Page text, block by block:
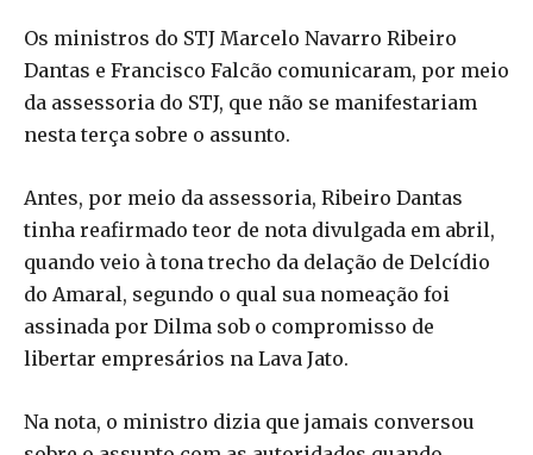
Os ministros do STJ Marcelo Navarro Ribeiro
Dantas e Francisco Falcão comunicaram, por meio
da assessoria do STJ, que não se manifestariam
nesta terça sobre o assunto.
Antes, por meio da assessoria, Ribeiro Dantas
tinha reafirmado teor de nota divulgada em abril,
quando veio à tona trecho da delação de Delcídio
do Amaral, segundo o qual sua nomeação foi
assinada por Dilma sob o compromisso de
libertar empresários na Lava Jato.
Na nota, o ministro dizia que jamais conversou